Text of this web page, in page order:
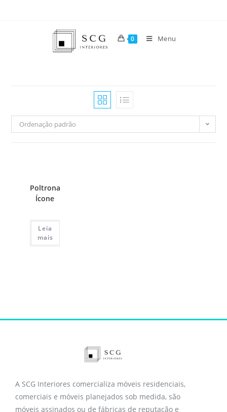
0 Menu
Ordenação padrão
Poltrona
Ícone
Leia
mais
A SCG Interiores comercializa móveis residenciais,
comerciais e móveis planejados sob medida, são
móveis assinados ou de fábricas de reputação e